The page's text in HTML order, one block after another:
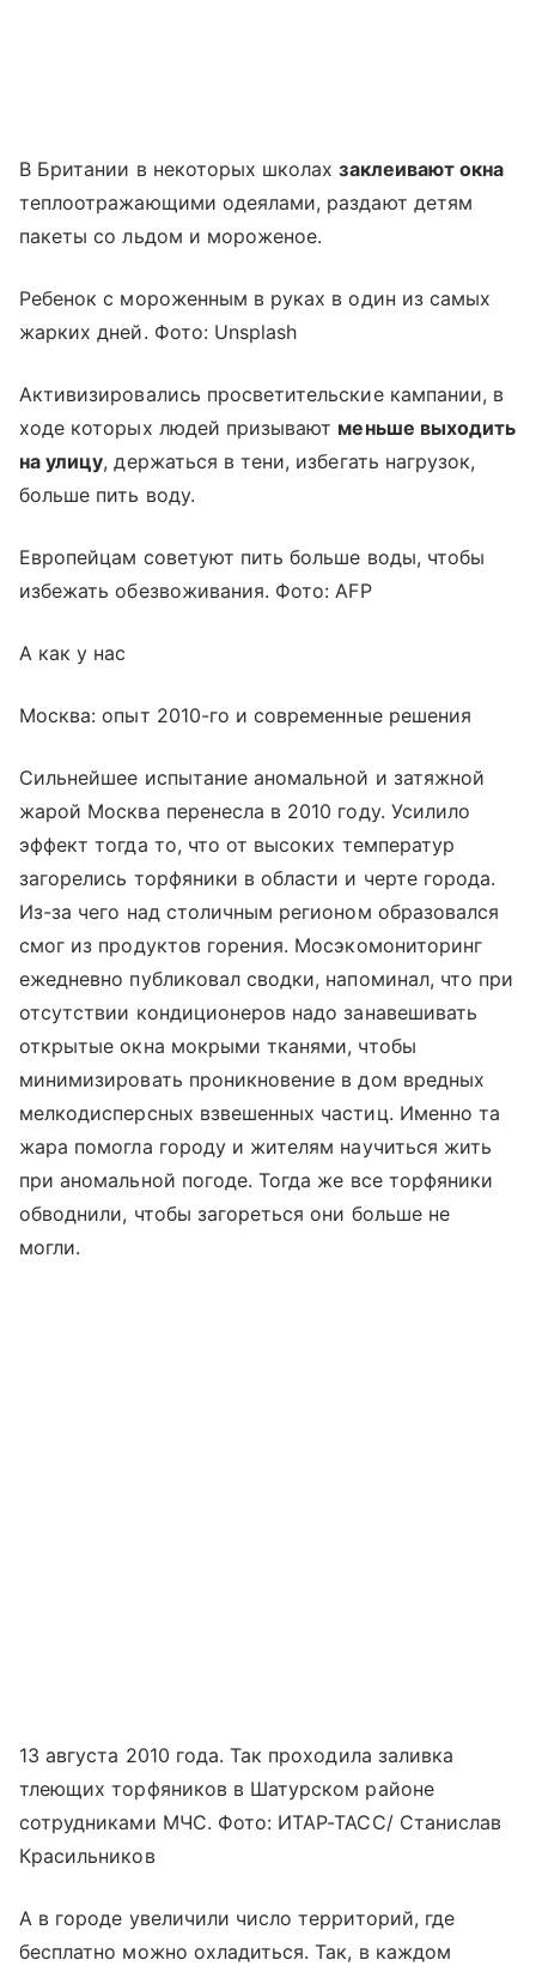
В Британии в некоторых школахзаклеивают окна
теплоотражающими одеялами, раздают детям
пакеты со льдом и мороженое.
Ребенок с мороженным в руках в один из самых
жарких дней. Фото: Unsplash
Активизировались просветительские кампании, в
ходе которых людей призывают меньше выходить
на улицу, держаться в тени, избегать нагрузок,
больше пить воду.
Европейцам советуют пить больше воды, чтобы
избежать обезвоживания. Фото: AFP
А как у нас
Москва: опыт 2010-го и современные решения
Сильнейшее испытание аномальной и затяжной
жарой Москва перенесла в 2010 году. Усилило
эффект тогда то, что от высоких температур
загорелись торфяники в области и черте города.
Из-за чего над столичным регионом образовался
смог из продуктов горения. Мосэкомониторинг
ежедневно публиковал сводки, напоминал, что при
отсутствии кондиционеров надо занавешивать
открытые окна мокрыми тканями, чтобы
минимизировать проникновение в дом вредных
мелкодисперсных взвешенных частиц. Именно та
жара помогла городу и жителям научиться жить
при аномальной погоде. Тогда же все торфяники
обводнили, чтобы загореться они больше не
могли.
13 августа 2010 года. Так проходила заливка
тлеющих торфяников в Шатурском районе
сотрудниками МЧС. Фото: ИТАР-ТАСС/ Станислав
Красильников
А в городе увеличили число территорий, где
бесплатно можно охладиться. Так, в каждом